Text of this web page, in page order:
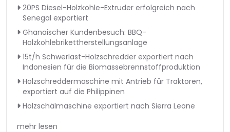
20PS Diesel-Holzkohle-Extruder erfolgreich nach
Senegal exportiert
Ghanaischer Kundenbesuch: BBQ-
Holzkohlebrikettherstellungsanlage
15t/h Schwerlast-Holzschredder exportiert nach
Indonesien für die Biomassebrennstoffproduktion
Holzschreddermaschine mit Antrieb für Traktoren,
exportiert auf die Philippinen
Holzschälmaschine exportiert nach Sierra Leone
mehr lesen